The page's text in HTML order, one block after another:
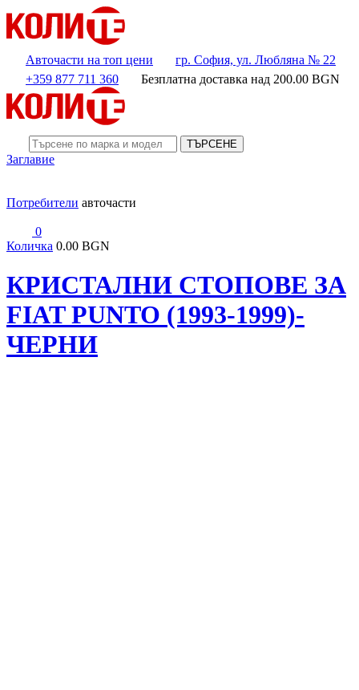
Авточасти на топ цени
гр. София, ул. Любляна № 22
+359 877 711 360
Безплатна доставка над 200.00 BGN
ТЪРСЕНЕ
Заглавие
Потребители авточасти
0
Количка 0.00 BGN
КРИСТАЛНИ СТОПОВЕ ЗА
FIAT PUNTO (1993-1999)-
ЧЕРНИ